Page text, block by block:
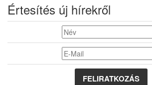
Értesítés új hírekről
FELIRATKOZÁS